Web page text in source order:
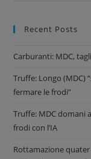
Recent Posts
Carburanti: MDC,
Truffe: Longo (MDC)
fermare le frodi”
Truffe: MDC domani
frodi con l’IA
Rottamazione